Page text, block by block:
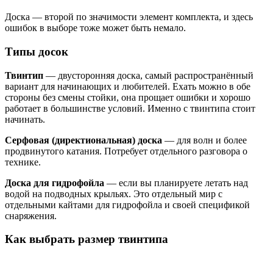
Доска — второй по значимости элемент комплекта, и здесь
ошибок в выборе тоже может быть немало.
Типы досок
Твинтип — двусторонняя доска, самый распространённый
вариант для начинающих и любителей. Ехать можно в обе
стороны без смены стойки, она прощает ошибки и хорошо
работает в большинстве условий. Именно с твинтипа стоит
начинать.
Серфовая (директиональная) доска — для волн и более
продвинутого катания. Потребует отдельного разговора о
технике.
Доска для гидрофойла — если вы планируете летать над
водой на подводных крыльях. Это отдельный мир с
отдельными кайтами для гидрофойла и своей спецификой
снаряжения.
Как выбрать размер твинтипа